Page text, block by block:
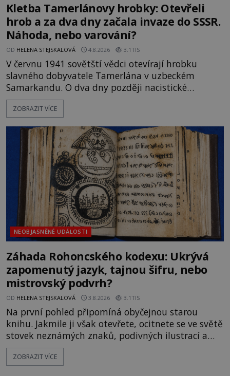
Kletba Tamerlánovy hrobky: Otevřeli
hrob a za dva dny začala invaze do SSSR.
Náhoda, nebo varování?
OD HELENA STEJSKALOVÁ 4.8.2026 3.1TIS
V červnu 1941 sovětští vědci otevírají hrobku
slavného dobyvatele Tamerlána v uzbeckém
Samarkandu. O dva dny později nacistické
Německo zahajuje operaci Barbarossa a napadá
Sovětský svaz. Shoda dat je natolik zarážející, že se
na legendě něco pravdy, nebo jde jen o fascinující
souhru okolností? Když antropolog Michail
Gerasimov (1907-1970) a
ZOBRAZIT VÍCE
NEOBJASNĚNÉ UDÁLOSTI
Záhada Rohoncského kodexu: Ukrývá
zapomenutý jazyk, tajnou šifru, nebo
mistrovský podvrh?
OD HELENA STEJSKALOVÁ 3.8.2026 3.1TIS
Na první pohled připomíná obyčejnou starou
knihu. Jakmile ji však otevřete, ocitnete se ve světě
stovek neznámých znaků, podivných ilustrací a
textu, který už téměř dvě století vzdoruje všem
pokusům o rozluštění. Rohoncský kodex patří mezi
ZOBRAZIT VÍCE